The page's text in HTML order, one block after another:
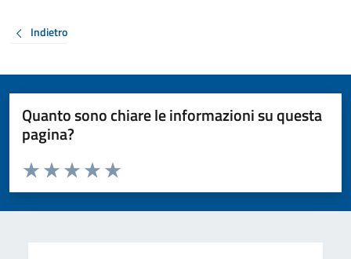
Indietro
Quanto sono chiare le informazioni su questa
pagina?
Valuta da 1 a 5 stelle la pagina
Valuta 5 stelle su 5
Valuta 4 stelle su 5
Valuta 3 stelle su 5
Valuta 2 stelle su 5
Valuta 1 stelle su 5